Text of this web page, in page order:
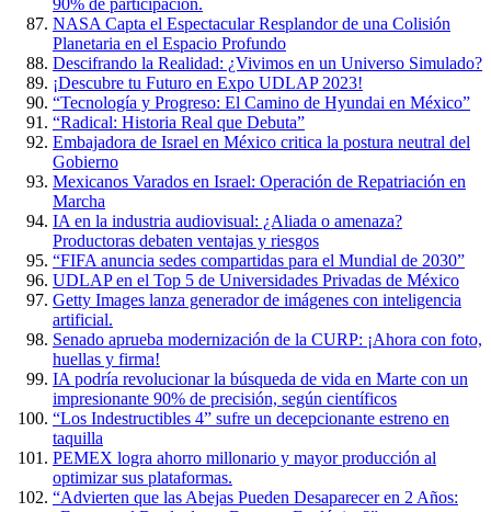
90% de participación.
NASA Capta el Espectacular Resplandor de una Colisión
Planetaria en el Espacio Profundo
Descifrando la Realidad: ¿Vivimos en un Universo Simulado?
¡Descubre tu Futuro en Expo UDLAP 2023!
“Tecnología y Progreso: El Camino de Hyundai en México”
“Radical: Historia Real que Debuta”
Embajadora de Israel en México critica la postura neutral del
Gobierno
Mexicanos Varados en Israel: Operación de Repatriación en
Marcha
IA en la industria audiovisual: ¿Aliada o amenaza?
Productoras debaten ventajas y riesgos
“FIFA anuncia sedes compartidas para el Mundial de 2030”
UDLAP en el Top 5 de Universidades Privadas de México
Getty Images lanza generador de imágenes con inteligencia
artificial.
Senado aprueba modernización de la CURP: ¡Ahora con foto,
huellas y firma!
IA podría revolucionar la búsqueda de vida en Marte con un
impresionante 90% de precisión, según científicos
“Los Indestructibles 4” sufre un decepcionante estreno en
taquilla
PEMEX logra ahorro millonario y mayor producción al
optimizar sus plataformas.
“Advierten que las Abejas Pueden Desaparecer en 2 Años: